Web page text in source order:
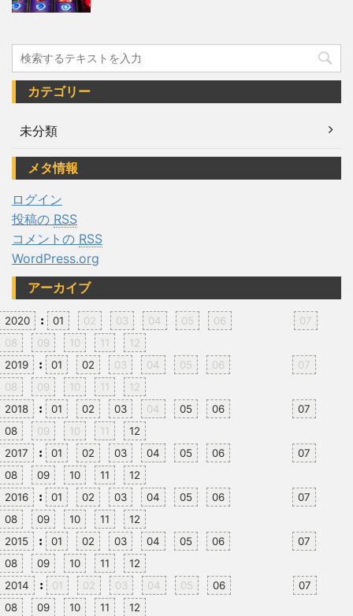
カテゴリー
未分類
メタ情報
ログイン
投稿の RSS
コメントの RSS
WordPress.org
アーカイブ
2020 : 01 02 03 04 05 06
07
08
09 10 11
12
2019
: 01 02 03 04 05 06
07
08
09 10 11
12
2018
: 01 02 03 04 05 06
07
08
09 10 11
12
2017
: 01 02 03 04 05 06
07
08
09 10 11
12
2016
: 01 02 03 04 05 06
07
08
09 10 11
12
2015
: 01 02 03 04 05 06
07
08
09 10 11
12
2014
: 01 02 03 04 05 06
07
08
09 10 11 12